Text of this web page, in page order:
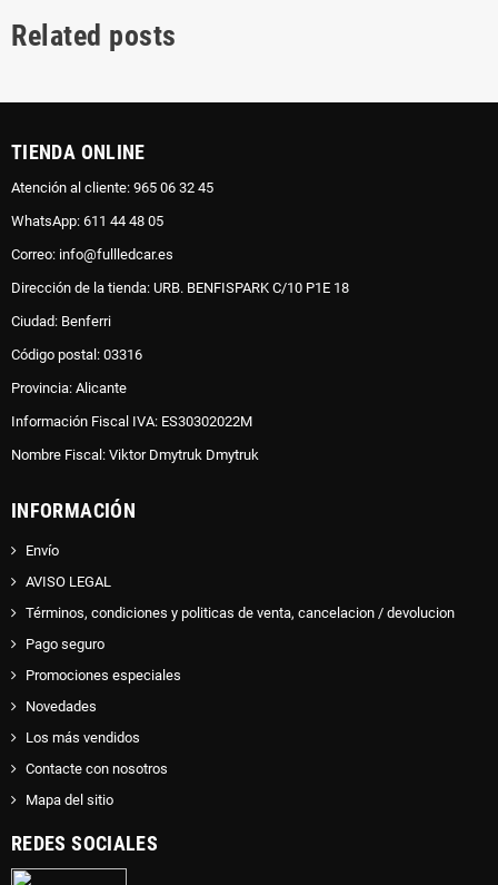
Related posts
TIENDA ONLINE
Atención al cliente: 965 06 32 45
WhatsApp: 611 44 48 05
Correo: info@fullledcar.es
Dirección de la tienda: URB. BENFISPARK C/10 P1E 18
Ciudad: Benferri
Código postal: 03316
Provincia: Alicante
Información Fiscal IVA: ES30302022M
Nombre Fiscal: Viktor Dmytruk Dmytruk
INFORMACIÓN
Envío
AVISO LEGAL
Términos, condiciones y politicas de venta, cancelacion / devolucion
Pago seguro
Promociones especiales
Novedades
Los más vendidos
Contacte con nosotros
Mapa del sitio
REDES SOCIALES